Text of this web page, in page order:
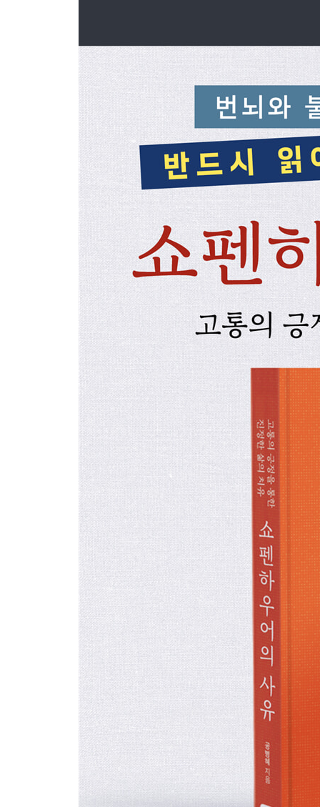
6. 죽음이란 무엇인가
1) 죽음과 시간 의식
2) 죽음과 생식욕
3) 삶의 고통과 자살
7. 삶의 지혜란 무엇인가
1) 행복과 인격
2) 돈과 명예와 명성
3) 자신에 대한 태도
4) 타인에 대한 태도
5) 세상사와 운
8. 인간 심리와 교육이란 무엇인가
1) 인간의 심리
2) 기억과 상상력
3) 얼굴의 인상
4) 교육과 인식
9. 젊음과 늙어감이란 무엇인가
1) 유년기의 추억
2) 청년기와 인간의 성숙
3) 늙어감과 노년
참고문헌